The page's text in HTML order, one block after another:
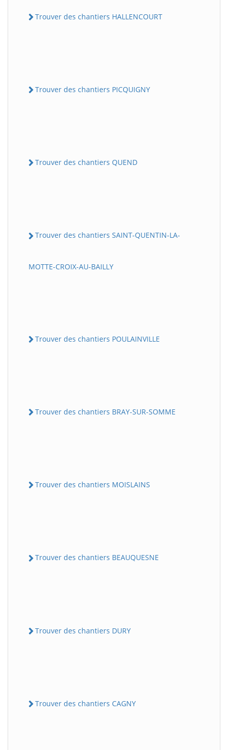
Trouver des chantiers HALLENCOURT
Trouver des chantiers PICQUIGNY
Trouver des chantiers QUEND
Trouver des chantiers SAINT-QUENTIN-LA-
MOTTE-CROIX-AU-BAILLY
Trouver des chantiers POULAINVILLE
Trouver des chantiers BRAY-SUR-SOMME
Trouver des chantiers MOISLAINS
Trouver des chantiers BEAUQUESNE
Trouver des chantiers DURY
Trouver des chantiers CAGNY